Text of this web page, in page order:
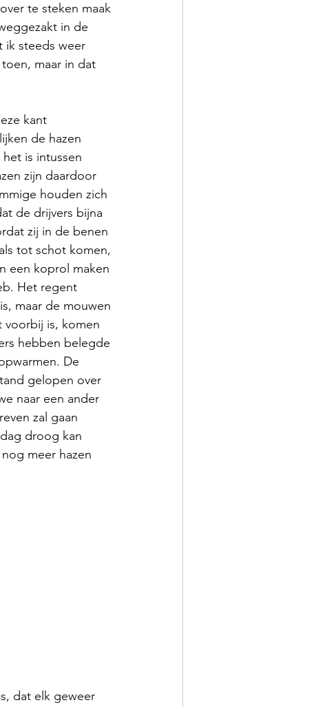
te steken maak
in de
ik steeds weer
maar in dat
kant
de hazen
is intussen
zijn daardoor
houden zich
de drijvers bijna
zij in de benen
tot schot komen,
een koprol maken
Het regent
maar de mouwen
voorbij is, komen
hebben belegde
De
gelopen over
naar een ander
zal gaan
droog kan
meer hazen
dat elk geweer